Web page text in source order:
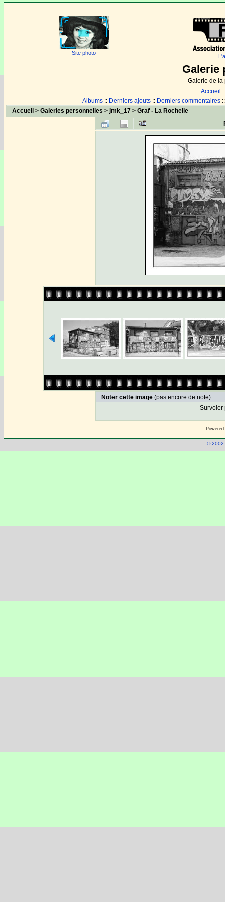
Site photo
Galerie
Galerie de la
Accueil
Albums :: Derniers ajouts :: Derniers commentaires
Accueil > Galeries personnelles > jmk_17> Graf - La Rochelle
Noter cette image (pas encore de note)
Survoler
©